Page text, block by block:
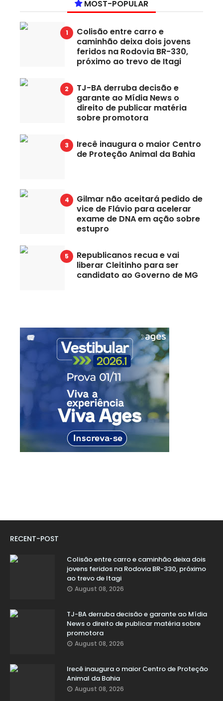
MOST-POPULAR
Colisão entre carro e
caminhão deixa dois jovens
feridos na Rodovia BR-330,
próximo ao trevo de Itagi
TJ-BA derruba decisão e
garante ao Mídia News o
direito de publicar matéria
sobre promotora
Irecê inaugura o maior Centro
de Proteção Animal da Bahia
Gilmar não aceitará pedido de
vice de Flávio para acelerar
exame de DNA em ação sobre
estupro
Republicanos recua e vai
liberar Cleitinho para ser
candidato ao Governo de MG
RECENT-POST
Colisão entre carro e caminhão deixa dois
jovens feridos na Rodovia BR-330, próximo
ao trevo de Itagi
August 08, 2026
TJ-BA derruba decisão e garante ao Mídia
News o direito de publicar matéria sobre
promotora
August 08, 2026
Irecê inaugura o maior Centro de Proteção
Animal da Bahia
August 08, 2026